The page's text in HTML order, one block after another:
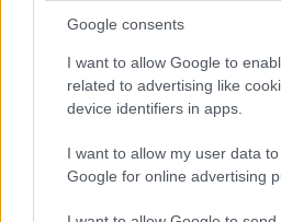
Google consents
I want to allow Google to
related to advertising like
device identifiers in apps.
I want to allow my user data
Google for online advertising
Több mint két éve került
a maga nemében igencsak
A visszavonult, kegyetlen
egy kiskutya volt, amelyet
hőn szeretett asszony
jelentette…